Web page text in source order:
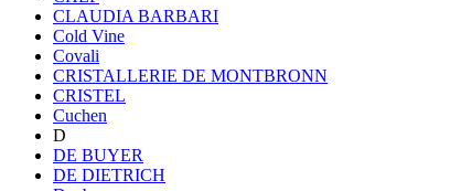
CLAUDIA BARBARI
Cold Vine
Covali
CRISTALLERIE DE MONTBRONN
CRISTEL
Cuchen
D
DE BUYER
DE DIETRICH